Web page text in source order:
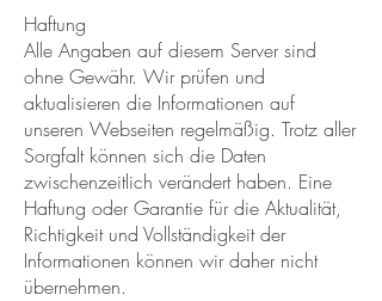
Haftung
Alle Angaben auf diesem Server sind
ohne Gewähr. Wir prüfen und
aktualisieren die Informationen auf
unseren Webseiten regelmäßig. Trotz aller
Sorgfalt können sich die Daten
zwischenzeitlich verändert haben. Eine
Haftung oder Garantie für die Aktualität,
Richtigkeit und Vollständigkeit der
Informationen können wir daher nicht
übernehmen.